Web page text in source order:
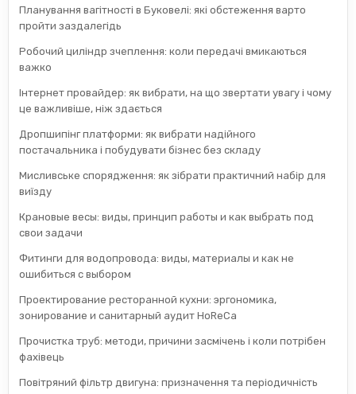
Планування вагітності в Буковелі: які обстеження варто
пройти заздалегідь
Робочий циліндр зчеплення: коли передачі вмикаються
важко
Інтернет провайдер: як вибрати, на що звертати увагу і чому
це важливіше, ніж здається
Дропшипінг платформи: як вибрати надійного
постачальника і побудувати бізнес без складу
Мисливське спорядження: як зібрати практичний набір для
виїзду
Крановые весы: виды, принцип работы и как выбрать под
свои задачи
Фитинги для водопровода: виды, материалы и как не
ошибиться с выбором
Проектирование ресторанной кухни: эргономика,
зонирование и санитарный аудит HoReCa
Прочистка труб: методи, причини засмічень і коли потрібен
фахівець
Повітряний фільтр двигуна: призначення та періодичність